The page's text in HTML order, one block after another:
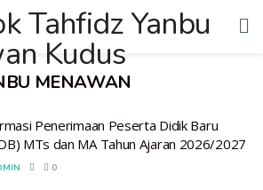
MENAWAN
Penerimaan Peserta Didik Baru
MTs dan MA Tahun Ajaran 2026/2027
0